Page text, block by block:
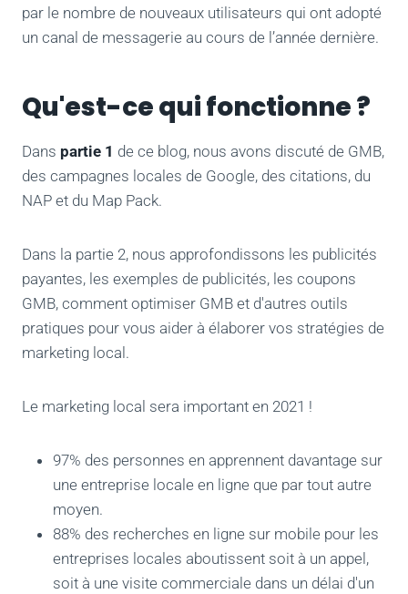
par le nombre de nouveaux utilisateurs qui ont adopté
un canal de messagerie au cours de l’année dernière.
Qu'est-ce qui fonctionne ?
Dans partie 1 de ce blog, nous avons discuté de GMB,
des campagnes locales de Google, des citations, du
NAP et du Map Pack.
Dans la partie 2, nous approfondissons les publicités
payantes, les exemples de publicités, les coupons
GMB, comment optimiser GMB et d'autres outils
pratiques pour vous aider à élaborer vos stratégies de
marketing local.
Le marketing local sera important en 2021 !
97% des personnes en apprennent davantage sur
une entreprise locale en ligne que par tout autre
moyen.
88% des recherches en ligne sur mobile pour les
entreprises locales aboutissent soit à un appel,
soit à une visite commerciale dans un délai d'un